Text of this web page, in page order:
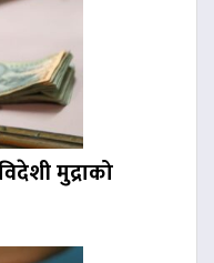
मुद्राको